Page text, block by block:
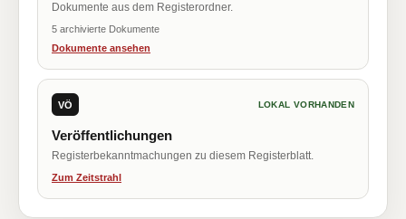
Dokumente aus dem Registerordner.
5 archivierte Dokumente
Dokumente ansehen
VÖ LOKAL VORHANDEN
Veröffentlichungen
Registerbekanntmachungen zu diesem Registerblatt.
Zum Zeitstrahl